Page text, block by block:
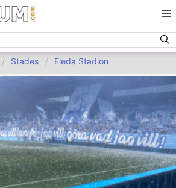
Stades Eleda Stadion